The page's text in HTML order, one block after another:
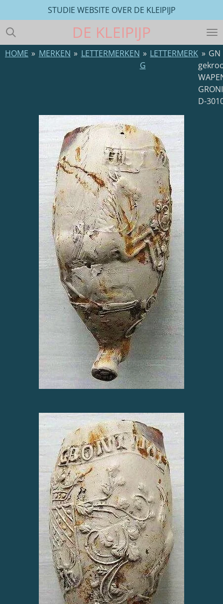
direct
naar
de
hoofdinhoud
DE KLEIPIJP
STUDIE WEBSITE OVER DE KLEIPIJP
HOME » MERKEN » LETTERMERKEN » LETTERMERK
G
» GN
D-